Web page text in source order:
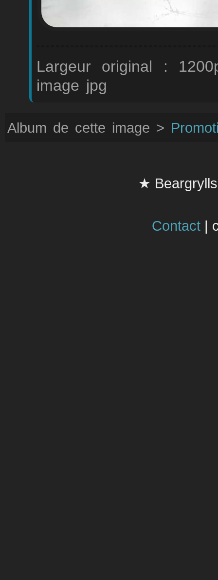
Largeur original :
image jpg
Album de cette image >
★
Contact |